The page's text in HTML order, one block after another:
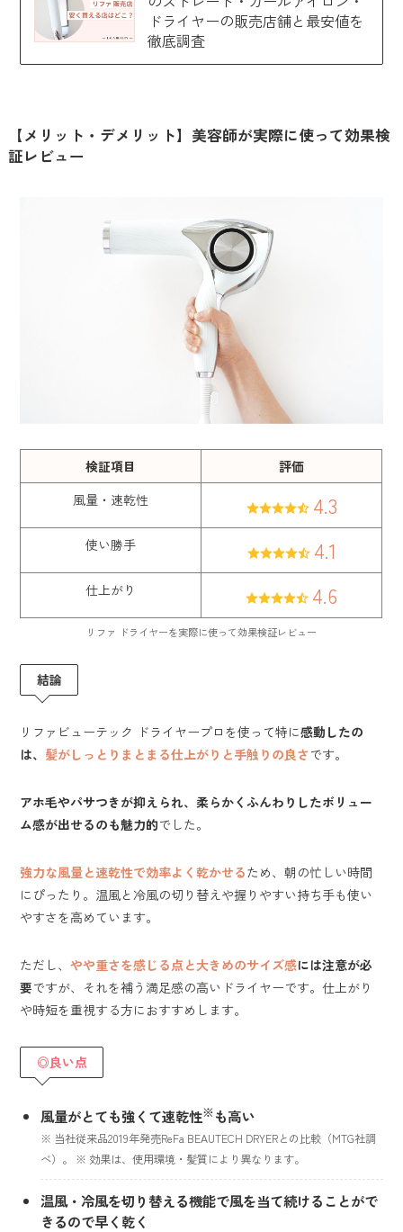
ドライヤーの販売店舗と最安値を
徹底調査
【メリット・デメリット】美容師が実際に使って効果検
証レビュー
検証項目
評価
風量・速乾性
4.3
使い勝手 4.1
仕上がり 4.6
リファ ドライヤーを実際に使って効果検証レビュー
結論
リファビューテック ドライヤープロを使って特に感動したの
は、 髪がしっとりまとまる仕上がりと手触りの良さです。
アホ毛やパサつきが抑えられ、柔らかくふんわりしたボリュー
ム感が出せるのも魅力的でした。
強力な風量と速乾性で効率よく乾かせるため、朝の忙しい時間
にぴったり。温風と冷風の切り替えや握りやすい持ち手も使い
やすさを高めています。
ただし、やや重さを感じる点と大きめのサイズ感には注意が必
要ですが、それを補う満足感の高いドライヤーです。仕上がり
や時短を重視する方におすすめします。
◎良い点
風量がとても強くて速乾性※ も高い
※ 当社従来品2019年発売ReFa BEAUTECH DRYERとの比較（MTG社調
べ）。 ※ 効果は、使用環境・髪質により異なります。
温風・冷風を切り替える機能で風を当て続けることがで
きるので早く乾く